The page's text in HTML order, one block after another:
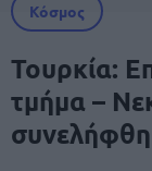
Κόσμος
Τουρκία:
τμήμα –